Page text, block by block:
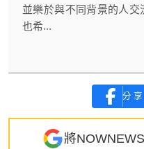
並樂於與不同背景的人交
也希...
分享
將